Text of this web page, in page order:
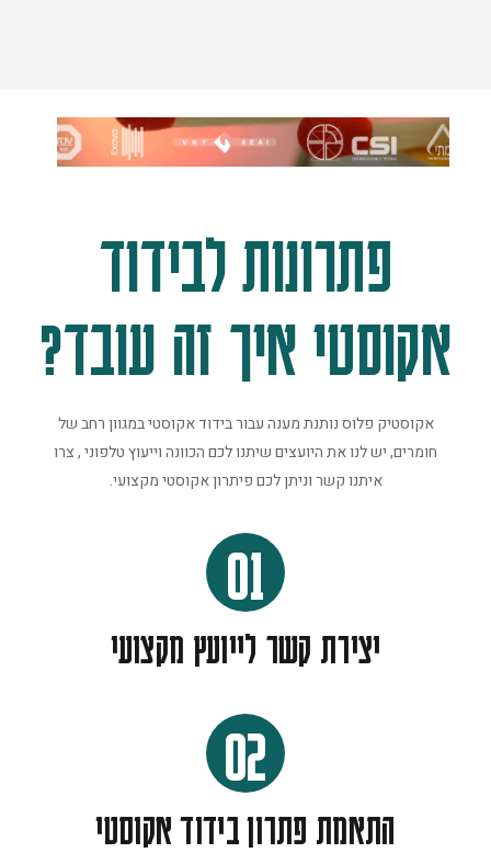
פתרונות לבידוד
אקוסטי איך זה עובד?
אקוסטיק פלוס נותנת מענה עבור בידוד אקוסטי במגוון רחב של
חומרים, יש לנו את היועצים שיתנו לכם הכוונה וייעוץ טלפוני , צרו
איתנו קשר וניתן לכם פיתרון אקוסטי מקצועי.
01
יצירת קשר לייועץ מקצועי
02
התאמת פתרון בידוד אקוסטי